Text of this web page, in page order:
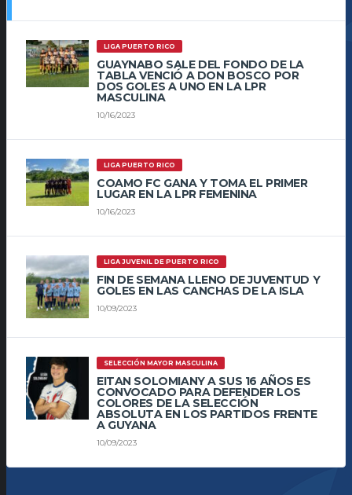
LIGA PUERTO RICO
GUAYNABO SALE DEL FONDO DE LA
TABLA VENCIÓ A DON BOSCO POR
DOS GOLES A UNO EN LA LPR
MASCULINA
10/16/2023
LIGA PUERTO RICO
COAMO FC GANA Y TOMA EL PRIMER
LUGAR EN LA LPR FEMENINA
10/16/2023
LIGA JUVENIL DE PUERTO RICO
FIN DE SEMANA LLENO DE JUVENTUD Y
GOLES EN LAS CANCHAS DE LA ISLA
10/09/2023
SELECCIÓN MAYOR MASCULINA
EITAN SOLOMIANY A SUS 16 AÑOS ES
CONVOCADO PARA DEFENDER LOS
COLORES DE LA SELECCIÓN
ABSOLUTA EN LOS PARTIDOS FRENTE
A GUYANA
10/09/2023